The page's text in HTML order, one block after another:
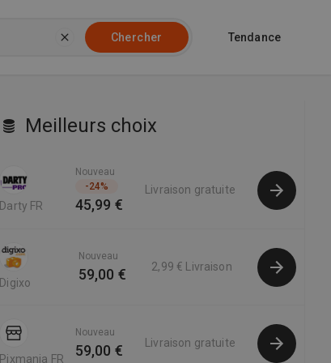
Chercher Tendance
Meilleurs choix
Darty FR
Nouveau
-24%
45,99 €
Livraison gratuite
Digixo
Nouveau
59,00 € 2,99 € Livraison
Pixmania FR
Nouveau
59,00 € Livraison gratuite